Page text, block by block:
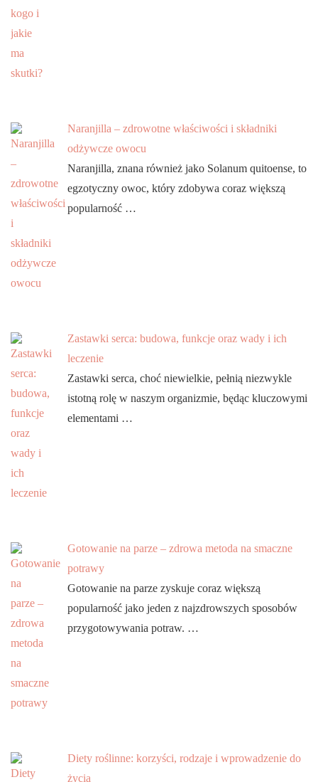
Naranjilla – zdrowotne właściwości i składniki
odżywcze owocu
Naranjilla, znana również jako Solanum quitoense, to
egzotyczny owoc, który zdobywa coraz większą
popularność …
Zastawki serca: budowa, funkcje oraz wady i ich
leczenie
Zastawki serca, choć niewielkie, pełnią niezwykle
istotną rolę w naszym organizmie, będąc kluczowymi
elementami …
Gotowanie na parze – zdrowa metoda na smaczne
potrawy
Gotowanie na parze zyskuje coraz większą
popularność jako jeden z najzdrowszych sposobów
przygotowywania potraw. …
Diety roślinne: korzyści, rodzaje i wprowadzenie do
życia